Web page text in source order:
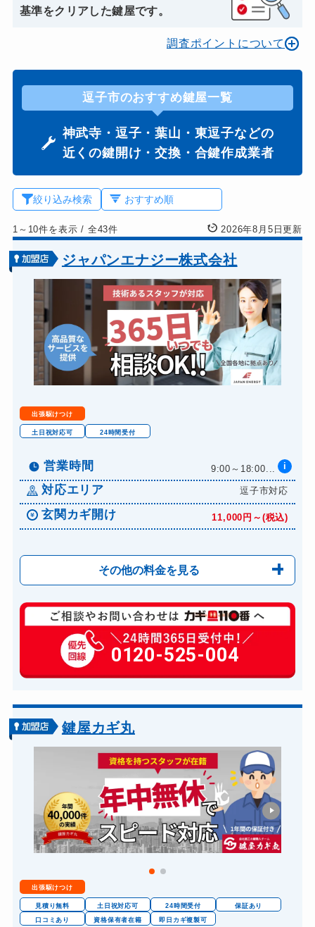
基準をクリアした鍵屋です。
調査ポイントについて
逗子市のおすすめ鍵屋一覧
神武寺・逗子・葉山・東逗子などの
近くの鍵開け・交換・合鍵作成業者
絞り込み検索
1～10件を表示/ 全43件 2026年8月5日更新
ジャパンエナジー株式会社
出張駆けつけ
土日祝対応可 24時間受付
営業時間 9:00～18:00... i
対応エリア 逗子市対応
玄関カギ開け 11,000円～(税込)
その他の料金を見る
玄関カギ修理 6,600円～(税込)
玄関カギ作成 14,300円～(税込)
玄関カギ交換 14,300円～(税込)
バイクカギ開け
バイクカギ作成 16,500円～(税込)
スーツケースカギ開け 8,800円～(税込)
スーツケースカギ作成 8,800円～(税込)
金庫カギ開け 14,300円～(税込)
金庫カギ修理 11,000円～(税込)
ロッカーカギ開け 8,800円～(税込)
ドアノブカギ開け 10,780円～(税込)
0120-525-004
鍵屋カギ丸
出張駆けつけ
見積り無料 土日祝対応可 24時間受付
保証あり
口コミあり
資格保有者在籍 即日カギ複製可